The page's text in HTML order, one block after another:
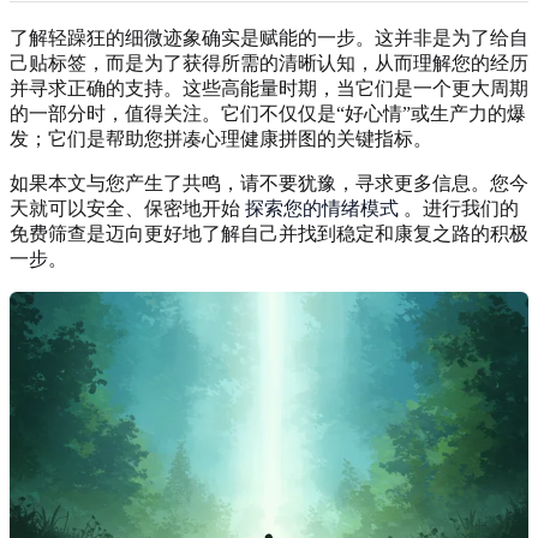
了解轻躁狂的细微迹象确实是赋能的一步。这并非是为了给自
己贴标签，而是为了获得所需的清晰认知，从而理解您的经历
并寻求正确的支持。这些高能量时期，当它们是一个更大周期
的一部分时，值得关注。它们不仅仅是“好心情”或生产力的爆
发；它们是帮助您拼凑心理健康拼图的关键指标。
如果本文与您产生了共鸣，请不要犹豫，寻求更多信息。您今
天就可以安全、保密地开始 探索您的情绪模式 。进行我们的
免费筛查是迈向更好地了解自己并找到稳定和康复之路的积极
一步。